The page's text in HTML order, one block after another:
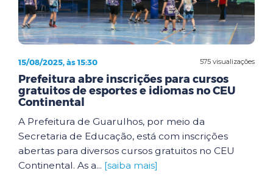
575 visualizações
15/08/2025, às 15:30
Prefeitura abre inscrições para cursos
gratuitos de esportes e idiomas no CEU
Continental
A Prefeitura de Guarulhos, por meio da
Secretaria de Educação, está com inscrições
abertas para diversos cursos gratuitos no CEU
Continental. As a... [saiba mais]